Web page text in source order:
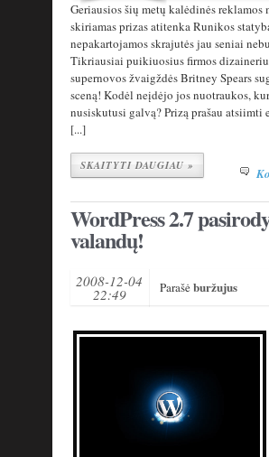
Geriausios šių metų kalėdinės reklamos
skiriamas prizas atitenka Runikos
nepakartojamos skrajutės jau seniai
Tikriausiai puikiuosius firmos
supernovos žvaigždės Britney Spears
sceną! Kodėl neįdėjo jos nuotraukos,
nusiskutusi galvą? Prizą prašau atsiimti
[...]
SKAITYTI DAUGIAU »
WordPress 2.7
valandų!
2008-12-04
22:49 Parašėburžujus